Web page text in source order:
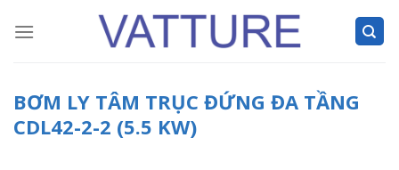
BƠM LY TÂM TRỤC ĐỨNG ĐA TẦNG
CDL42-2-2 (5.5 KW)